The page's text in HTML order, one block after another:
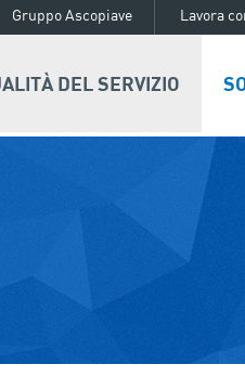
Gruppo Ascopiave Lavora
DEL SERVIZIO